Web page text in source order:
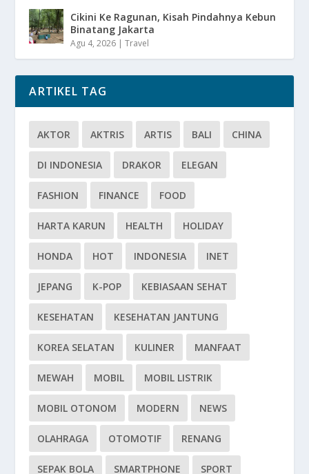
Cikini Ke Ragunan, Kisah Pindahnya Kebun
Binatang Jakarta
Agu 4, 2026 |Travel
ARTIKEL TAG
AKTOR AKTRIS ARTIS BALI CHINA
DI INDONESIA DRAKOR ELEGAN
FASHION FINANCE FOOD
HARTA KARUN HEALTH HOLIDAY
HONDA HOT INDONESIA INET
JEPANG K-POP KEBIASAAN SEHAT
KESEHATAN KESEHATAN JANTUNG
KOREA SELATAN KULINER MANFAAT
MEWAH MOBIL MOBIL LISTRIK
MOBIL OTONOM MODERN NEWS
OLAHRAGA OTOMOTIF RENANG
SEPAK BOLA SMARTPHONE SPORT